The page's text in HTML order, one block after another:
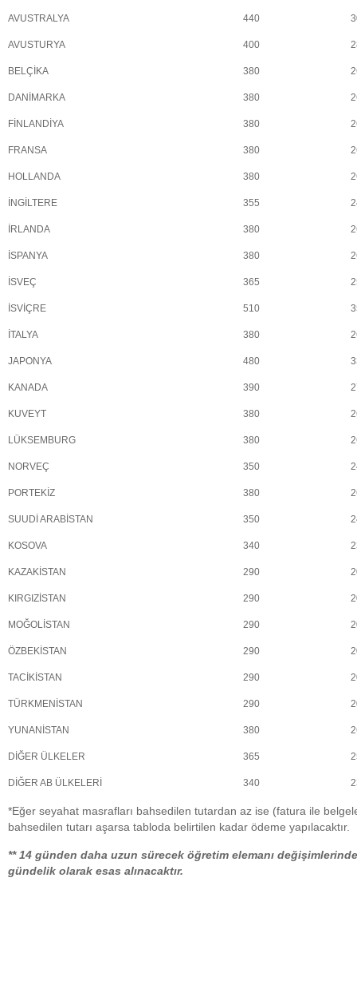
AVUSTRALYA 440
AVUSTURYA 400
BELÇİKA 380
DANİMARKA 380
FİNLANDİYA 380
FRANSA 380
HOLLANDA 380
İNGİLTERE 355
İRLANDA 380
İSPANYA 380
İSVEÇ 365
İSVİÇRE 510
İTALYA 380
JAPONYA 480
KANADA 390
KUVEYT 380
LÜKSEMBURG 380
NORVEÇ 350
PORTEKİZ 380
SUUDİ ARABİSTAN 350
KOSOVA 340
KAZAKİSTAN 290
KIRGIZİSTAN 290
MOĞOLİSTAN 290
ÖZBEKİSTAN 290
TACİKİSTAN 290
TÜRKMENİSTAN 290
YUNANİSTAN 380
DİĞER ÜLKELER 365
DİĞER AB ÜLKELERİ 340
*Eğer seyahat masrafları bahsedilen tutardan az ise (fatura ile
bahsedilen tutarı aşarsa tabloda belirtilen kadar ödeme yapılacaktır.
** 14 günden daha uzun sürecek öğretim elemanı
gündelik olarak esas alınacaktır.